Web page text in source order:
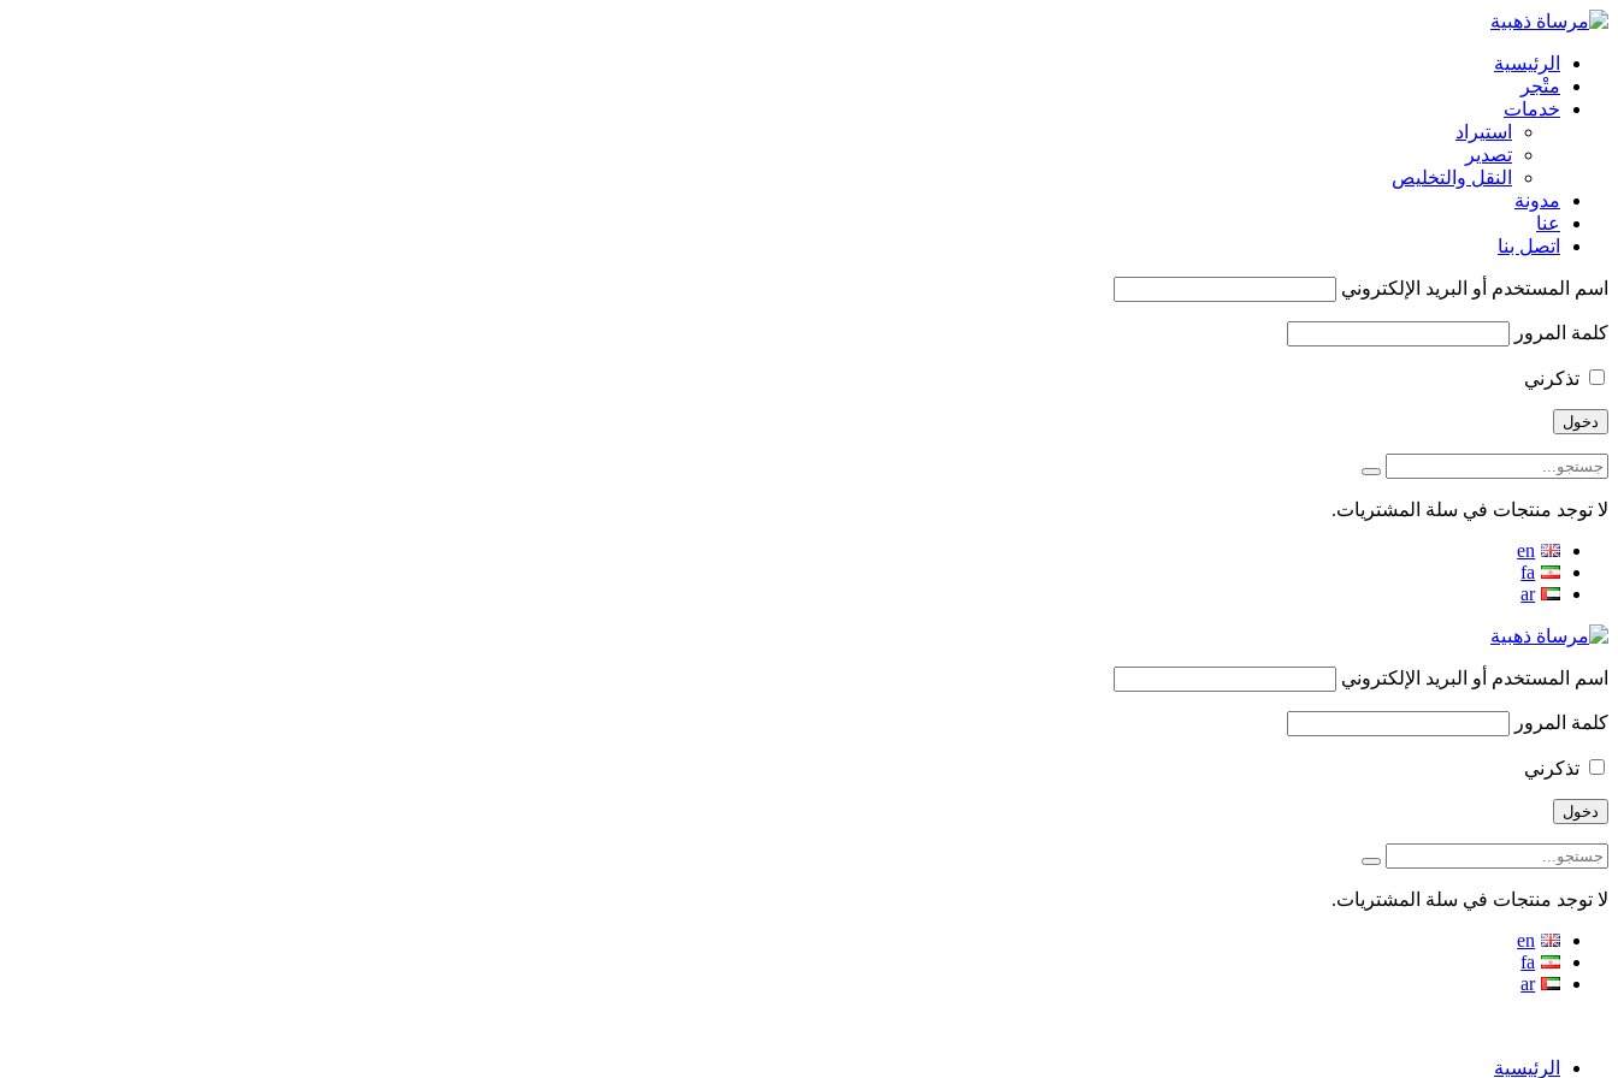
الرئيسية
متْجر
خدمات
استيراد
تصدير
النقل والتخليص
مدونة
عنا
اتصل بنا
اسم المستخدم أو البريد الإلكتروني
كلمة المرور
تذكرني
لا توجد منتجات في سلة المشتريات.
en
fa
ar
اسم المستخدم أو البريد الإلكتروني
كلمة المرور
تذكرني
لا توجد منتجات في سلة المشتريات.
en
fa
ar
الرئيسية